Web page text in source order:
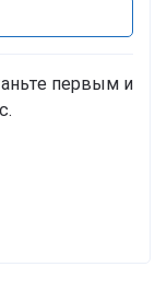
первым и